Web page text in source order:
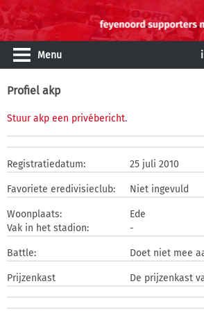
Menu
Profiel akp
Stuur akp een privébericht.
Registratiedatum: 25 juli 2010
Favoriete eredivisieclub: Niet ingevuld
Woonplaats:
Ede
Vak in het stadion:
-
Battle: Doet niet mee
Prijzenkast De prijzenkast